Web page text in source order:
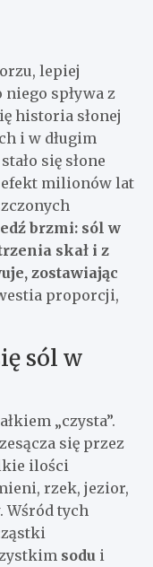
lepiej
spływa z
historia słonej
i w długim
się słone
milionów lat
brzmi: sól w
skał i z
zostawiając
proporcji,
sól w
„czysta”.
się przez
ilości
rzek, jezior,
Wśród tych
sodu i